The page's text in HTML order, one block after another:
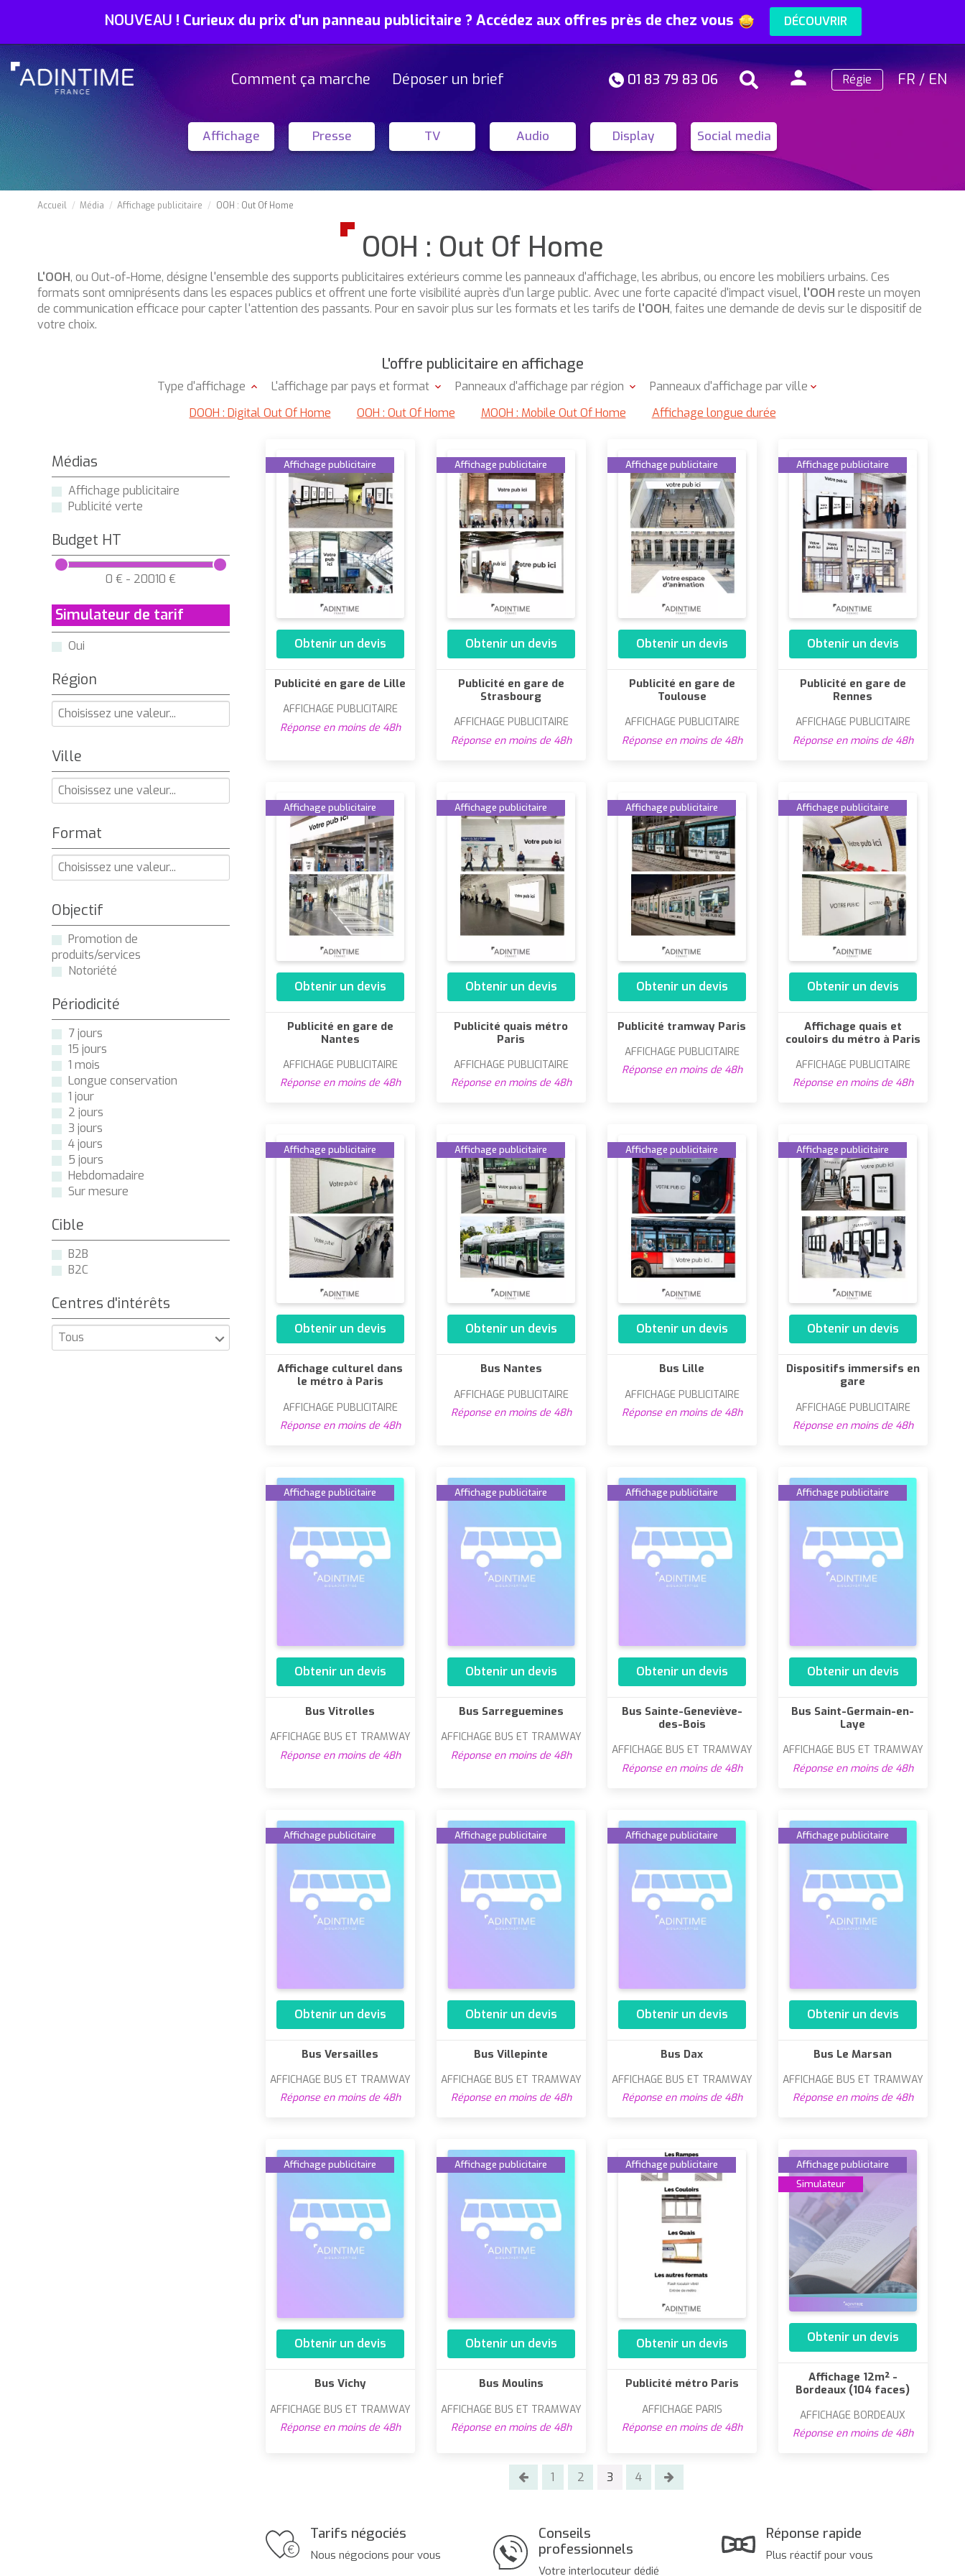
NOUVEAU ! Curieux du prix d'un panneau publicitaire ? Accédez aux offres près de chez vous DÉCOUVRIR
Comment ça marche Déposer un brief 01 83 79 83 06
Search
person Régie FR/EN
Affichage Presse TV Audio Display Social media
Accueil Média Affichage publicitaire OOH : Out Of Home
OOH : Out Of Home
L'OOH, ou Out-of-Home, désigne l'ensemble des supports publicitaires extérieurs comme les panneaux d'affichage, les abribus, ou encore les mobiliers urbains. Ces
formats sont omniprésents dans les espaces publics et offrent une forte visibilité auprès d'un large public. Avec une forte capacité d'impact visuel, l'OOH reste un moyen
de communication efficace pour capter l'attention des passants. Pour en savoir plus sur les formats et les tarifs de l'OOH, faites une demande de devis sur le dispositif de
votre choix.
L'offre publicitaire en affichage
Type d'affichage L'affichage par pays et format Panneaux d'affichage par région
Panneaux d'affichage par ville
DOOH : Digital Out Of Home
OOH : Out Of Home MOOH : Mobile Out Of Home Affichage longue durée
Affichage publicitaire
Obtenir un devis
Publicité en gare de Lille
AFFICHAGE PUBLICITAIRE
Réponse en moins de 48h
Affichage publicitaire
Obtenir un devis
Publicité en gare de
Strasbourg
AFFICHAGE PUBLICITAIRE
Réponse en moins de 48h
Affichage publicitaire
Obtenir un devis
Publicité en gare de
Toulouse
AFFICHAGE PUBLICITAIRE
Réponse en moins de 48h
Affichage publicitaire
Obtenir un devis
Publicité en gare de
Rennes
AFFICHAGE PUBLICITAIRE
Réponse en moins de 48h
Affichage publicitaire
Obtenir un devis
Publicité en gare de
Nantes
AFFICHAGE PUBLICITAIRE
Réponse en moins de 48h
Affichage publicitaire
Obtenir un devis
Publicité quais métro
Paris
AFFICHAGE PUBLICITAIRE
Réponse en moins de 48h
Affichage publicitaire
Obtenir un devis
Publicité tramway Paris
AFFICHAGE PUBLICITAIRE
Réponse en moins de 48h
Affichage publicitaire
Obtenir un devis
Affichage quais et
couloirs du métro à Paris
AFFICHAGE PUBLICITAIRE
Réponse en moins de 48h
Affichage publicitaire
Obtenir un devis
Affichage culturel dans
le métro à Paris
AFFICHAGE PUBLICITAIRE
Réponse en moins de 48h
Affichage publicitaire
Obtenir un devis
Bus Nantes
AFFICHAGE PUBLICITAIRE
Réponse en moins de 48h
Affichage publicitaire
Obtenir un devis
Bus Lille
AFFICHAGE PUBLICITAIRE
Réponse en moins de 48h
Affichage publicitaire
Obtenir un devis
Dispositifs immersifs en
gare
AFFICHAGE PUBLICITAIRE
Réponse en moins de 48h
Affichage publicitaire
Obtenir un devis
Bus Vitrolles
AFFICHAGE BUS ET TRAMWAY
Réponse en moins de 48h
Affichage publicitaire
Obtenir un devis
Bus Sarreguemines
AFFICHAGE BUS ET TRAMWAY
Réponse en moins de 48h
Affichage publicitaire
Obtenir un devis
Bus Sainte-Geneviève-
des-Bois
AFFICHAGE BUS ET TRAMWAY
Réponse en moins de 48h
Affichage publicitaire
Obtenir un devis
Bus Saint-Germain-en-
Laye
AFFICHAGE BUS ET TRAMWAY
Réponse en moins de 48h
Affichage publicitaire
Obtenir un devis
Bus Versailles
AFFICHAGE BUS ET TRAMWAY
Réponse en moins de 48h
Affichage publicitaire
Obtenir un devis
Bus Villepinte
AFFICHAGE BUS ET TRAMWAY
Réponse en moins de 48h
Affichage publicitaire
Obtenir un devis
Bus Dax
AFFICHAGE BUS ET TRAMWAY
Réponse en moins de 48h
Affichage publicitaire
Obtenir un devis
Bus Le Marsan
AFFICHAGE BUS ET TRAMWAY
Réponse en moins de 48h
Affichage publicitaire
Obtenir un devis
Bus Vichy
AFFICHAGE BUS ET TRAMWAY
Réponse en moins de 48h
Affichage publicitaire
Obtenir un devis
Bus Moulins
AFFICHAGE BUS ET TRAMWAY
Réponse en moins de 48h
Affichage publicitaire
Obtenir un devis
Publicité métro Paris
AFFICHAGE PARIS
Réponse en moins de 48h
Affichage publicitaire
Simulateur
Obtenir un devis
Affichage 12m² -
Bordeaux (104 faces)
AFFICHAGE BORDEAUX
Réponse en moins de 48h
1 2 3 4
Médias
Affichage publicitaire
Publicité verte
Budget HT
0 € - 20010 €
Simulateur de tarif
Oui
Région
Ville
Format
Objectif
Promotion de
produits/services
Notoriété
Périodicité
7 jours
15 jours
1 mois
Longue conservation
1 jour
2 jours
3 jours
4 jours
5 jours
Hebdomadaire
Sur mesure
Cible
B2B
B2C
Centres d'intérêts
Tous
Tarifs négociés
Nous négocions pour vous
Conseils
professionnels
Votre interlocuteur dédié
Réponse rapide
Plus réactif pour vous